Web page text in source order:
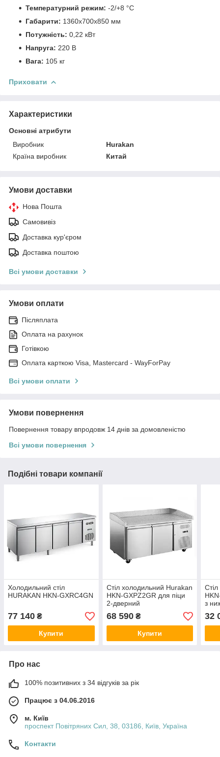
Температурний режим: -2/+8 °С
Габарити: 1360x700x850 мм
Потужність: 0,22 кВт
Напруга: 220 В
Вага: 105 кг
Приховати
Характеристики
Основні атрибути
Виробник
Hurakan
Країна виробник
Китай
Умови доставки
Нова Пошта
Самовивіз
Доставка кур'єром
Доставка поштою
Всі умови доставки
Умови оплати
Післяплата
Оплата на рахунок
Готівкою
Оплата карткою Visa, Mastercard - WayForPay
Всі умови оплати
Умови повернення
Повернення товару впродовж 14 днів за домовленістю
Всі умови повернення
Подібні товари компанії
Холодильний стіл
HURAKAN HKN-GXRC4GN
77 140 ₴
Купити
Стіл холодильний Hurakan
HKN-GXPZ2GR для піци
2-дверний
68 590₴
Купити
з
32
Про нас
100% позитивних з 34 відгуків за рік
Працює з 04.06.2016
м. Київ
проспект Повітряних Сил, 38, 03186, Київ, Україна
Контакти